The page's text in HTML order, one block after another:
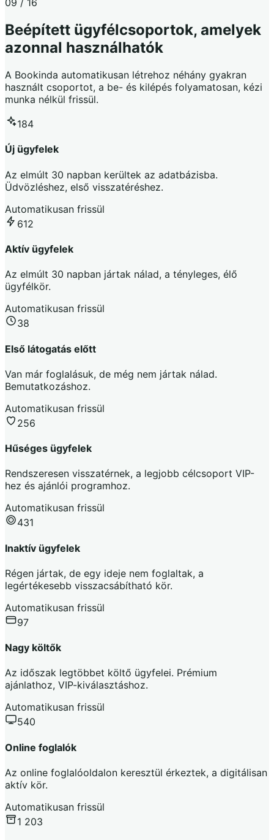
09 / 16
Beépített ügyfélcsoportok, amelyek
azonnal használhatók
A Bookinda automatikusan létrehoz néhány gyakran
használt csoportot, a be- és kilépés folyamatosan, kézi
munka nélkül frissül.
184
Új ügyfelek
Az elmúlt 30 napban kerültek az adatbázisba.
Üdvözléshez, első visszatéréshez.
Automatikusan frissül
612
Aktív ügyfelek
Az elmúlt 30 napban jártak nálad, a tényleges, élő
ügyfélkör.
Automatikusan frissül
38
Első látogatás előtt
Van már foglalásuk, de még nem jártak nálad.
Bemutatkozáshoz.
Automatikusan frissül
256
Hűséges ügyfelek
Rendszeresen visszatérnek, a legjobb célcsoport VIP-
hez és ajánlói programhoz.
Automatikusan frissül
431
Inaktív ügyfelek
Régen jártak, de egy ideje nem foglaltak, a
legértékesebb visszacsábítható kör.
Automatikusan frissül
97
Nagy költők
Az időszak legtöbbet költő ügyfelei. Prémium
ajánlathoz, VIP-kiválasztáshoz.
Automatikusan frissül
540
Online foglalók
Az online foglalóoldalon keresztül érkeztek, a digitálisan
aktív kör.
Automatikusan frissül
1 203